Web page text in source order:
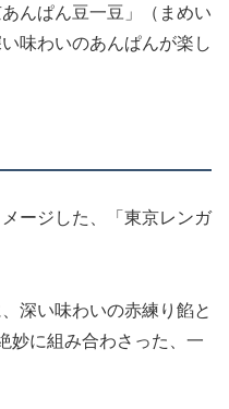
んぱん豆一豆」（まめい
味わいのあんぱんが楽し
ージした、「東京レンガ
深い味わいの赤練り餡と
妙に組み合わさった、一